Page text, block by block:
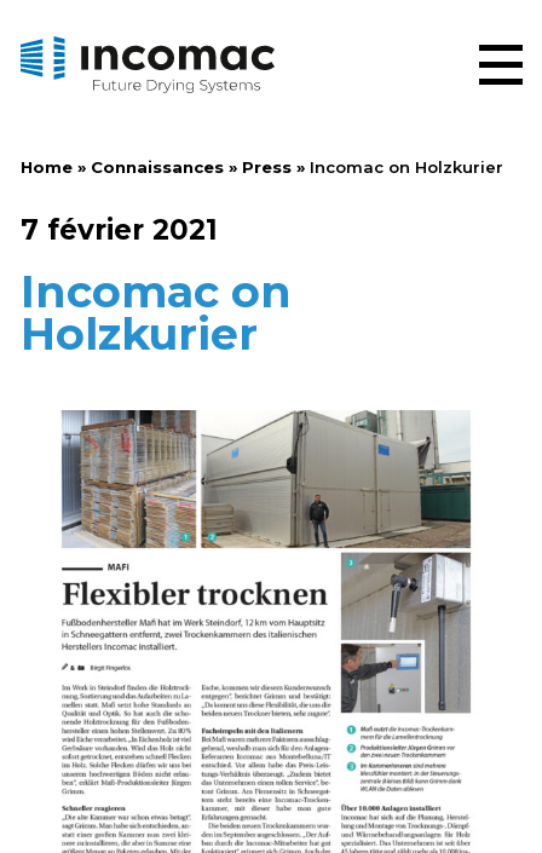
Home» Connaissances» Press» Incomac on Holzkurier
7 février 2021
Incomac on
Holzkurier